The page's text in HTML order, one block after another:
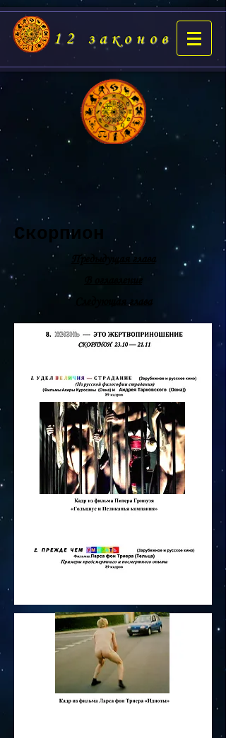
12 законов
Скорпион
Предыдущая глава
В оглавление
Следующая глава